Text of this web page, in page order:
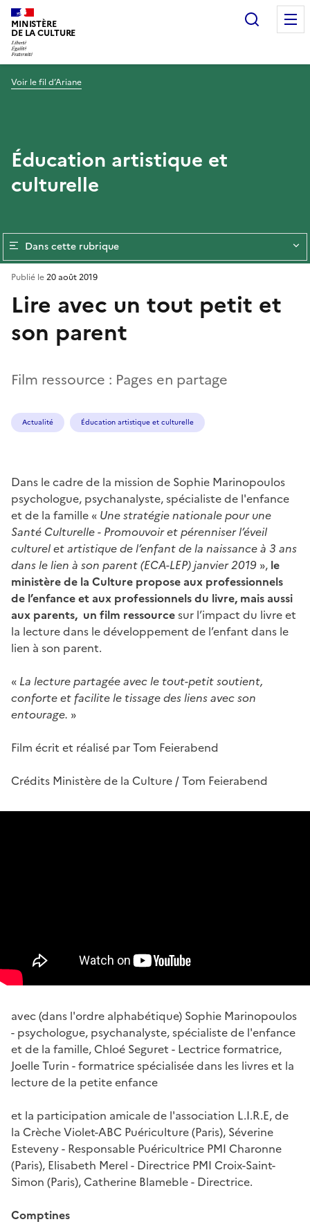
MINISTÈRE
DE LA CULTURE
Voir le fil d’Ariane
Éducation artistique et
culturelle
Dans cette rubrique
Lire avec un tout petit et
son parent
Film ressource : Pages en partage
Publié le20 août 2019
Actualité Éducation artistique et culturelle
Dans le cadre de la mission de Sophie Marinopoulos
psychologue, psychanalyste, spécialiste de l'enfance
et de la famille « Une stratégie nationale pour une
Santé Culturelle - Promouvoir et pérenniser l’éveil
culturel et artistique de l’enfant de la naissance à 3 ans
dans le lien à son parent (ECA-LEP) janvier 2019 », le
ministère de la Culture propose aux professionnels
de l’enfance et aux professionnels du livre, mais aussi
aux parents, un film ressourcesur l’impact du livre et
la lecture dans le développement de l’enfant dans le
lien à son parent.
« La lecture partagée avec le tout-petit soutient,
conforte et facilite le tissage des liens avec son
entourage. »
Film écrit et réalisé par Tom Feierabend
Crédits Ministère de la Culture / Tom Feierabend
avec (dans l'ordre alphabétique) Sophie Marinopoulos
- psychologue, psychanalyste, spécialiste de l'enfance
et de la famille, Chloé Seguret - Lectrice formatrice,
Joelle Turin - formatrice spécialisée dans les livres et la
lecture de la petite enfance
et la participation amicale de l'association L.I.R.E, de
la Crèche Violet-ABC Puériculture (Paris), Séverine
Esteveny - Responsable Puéricultrice PMI Charonne
(Paris), Elisabeth Merel - Directrice PMI Croix-Saint-
Simon (Paris), Catherine Blameble - Directrice.
Comptines